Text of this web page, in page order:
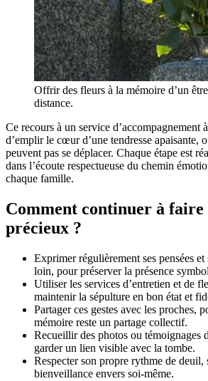
Offrir des fleurs à la mémoire d’un
distance.
Ce recours à un service d’accompagnement
d’emplir le cœur d’une tendresse apaisante,
peuvent pas se déplacer. Chaque étape est
dans l’écoute respectueuse du chemin
chaque famille.
Comment continuer à
précieux ?
Exprimer régulièrement ses pensées
loin, pour préserver la présence
Utiliser les services d’entretien et de
maintenir la sépulture en bon état et
Partager ces gestes avec les proches,
mémoire reste un partage collectif.
Recueillir des photos ou témoignages
garder un lien visible avec la tombe.
Respecter son propre rythme de deuil,
bienveillance envers soi-même.